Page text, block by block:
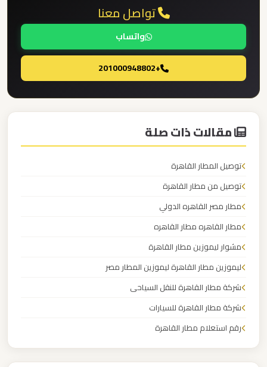
تواصل معنا
واتساب
+201000948802
مقالات ذات صلة
توصيل المطار القاهرة
توصيل من مطار القاهرة
مطار مصر القاهره الدولي
مطار القاهره مطار القاهره
مشوار ليموزين مطار القاهرة
ليموزين مطار القاهرة ليموزين المطار مصر
شركة مطار القاهرة للنقل السياحى
شركة مطار القاهرة للسيارات
رقم استعلام مطار القاهرة
شركة توصيل من مطار القاهرة
ليموزين
الجديدة
ليموزين
مصر
ليموزين
مرسيدس
بالسائق
ليموزين
مرسيدس
ليموزين
مرسي
مطروح